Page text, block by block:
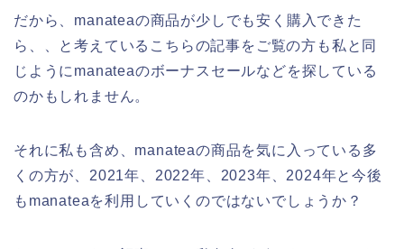
だから、manateaの商品が少しでも安く購入できた
ら、、と考えているこちらの記事をご覧の方も私と同
じようにmanateaのボーナスセールなどを探している
のかもしれません。
それに私も含め、manateaの商品を気に入っている多
くの方が、2021年、2022年、2023年、2024年と今後
もmanateaを利用していくのではないでしょうか？